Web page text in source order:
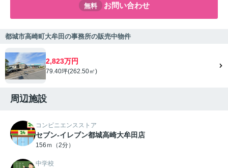
無料 お問い合わせ
都城市高崎町大牟田の事務所の販売中物件
2,823万円
79.40坪(262.50㎡)
周辺施設
コンビニエンスストア
セブン-イレブン都城高崎大牟田店
156ｍ（2分）
中学校